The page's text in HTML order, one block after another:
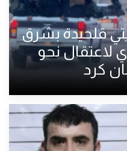
قلحيدة بشرق
لاعتقال نحو
كرد